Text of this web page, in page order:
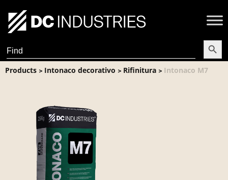
Search
for:
Search
Products > Intonaco decorativo > Rifinitura > Intonaco M7